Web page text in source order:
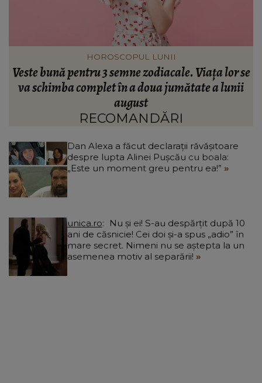
HOROSCOPUL LUNII
Veste bună pentru 3 semne zodiacale. Viața lor se
va schimba complet în a doua jumătate a lunii
august
RECOMANDĂRI
Dan Alexa a făcut declarații răvășitoare
despre lupta Alinei Pușcău cu boala:
„Este un moment greu pentru ea!”
unica.ro
ani de căsnicie! Cei doi și-a spus „adio” în
mare secret. Nimeni nu se aștepta la un
asemenea motiv al separării!